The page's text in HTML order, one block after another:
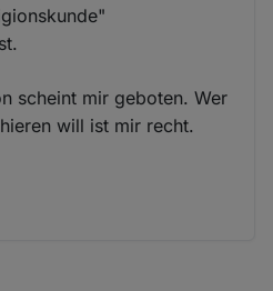
scheint mir geboten. Wer
will ist mir recht.